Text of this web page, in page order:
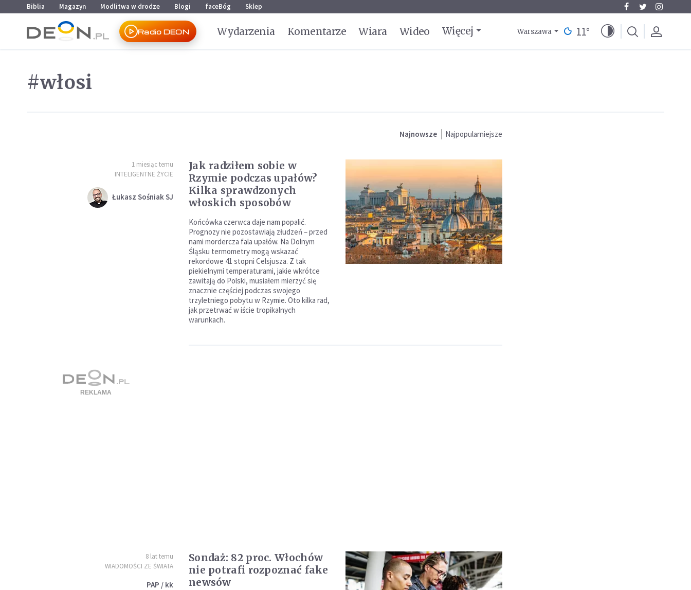
Przejdź do menu głównego
Przejdź do treści
Biblia Magazyn Modlitwa w drodze Blogi faceBóg Sklep
Radio DEON Wydarzenia Komentarze Wiara Wideo Więcej Warszawa 11°
#włosi
Najnowsze Najpopularniejsze
1 miesiąc temu
INTELIGENTNE ŻYCIE
Łukasz Sośniak SJ
Jak radziłem sobie w
Rzymie podczas upałów?
Kilka sprawdzonych
włoskich sposobów
Końcówka czerwca daje nam popalić.
Prognozy nie pozostawiają złudzeń – przed
nami mordercza fala upałów. Na Dolnym
Śląsku termometry mogą wskazać
rekordowe 41 stopni Celsjusza. Z tak
piekielnymi temperaturami, jakie wkrótce
zawitają do Polski, musiałem mierzyć się
znacznie częściej podczas swojego
trzyletniego pobytu w Rzymie. Oto kilka rad,
jak przetrwać w iście tropikalnych
warunkach.
8 lat temu
WIADOMOŚCI ZE ŚWIATA
PAP / kk
Sondaż: 82 proc. Włochów
nie potrafi rozpoznać fake
newsów